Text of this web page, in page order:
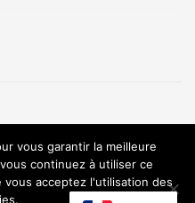
vous garantir la meilleure
continuez à utiliser ce
acceptez l'utilisation des